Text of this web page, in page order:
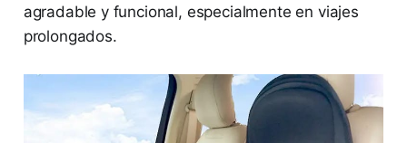
agradable y funcional, especialmente en viajes
prolongados.